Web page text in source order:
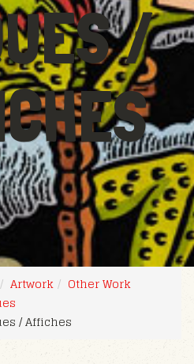
/
Artwork
Other Work
/ Affiches